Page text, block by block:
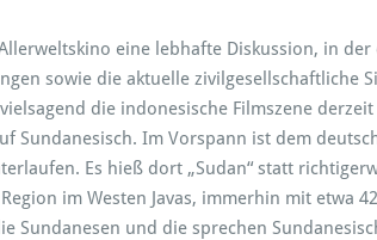
eine lebhafte Diskussion, in der
sowie die aktuelle zivilgesellschaftliche
die indonesische Filmszene derzeit
Sundanesisch. Im Vorspann ist dem
Es hieß dort „Sudan“ statt
im Westen Javas, immerhin mit etwa 42
Sundanesen und die sprechen